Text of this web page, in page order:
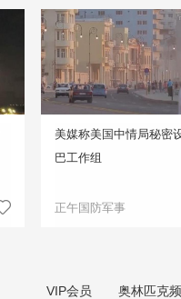
美媒称美国中情局秘密
巴工作组
正午国防军事
VIP会员 奥林匹克